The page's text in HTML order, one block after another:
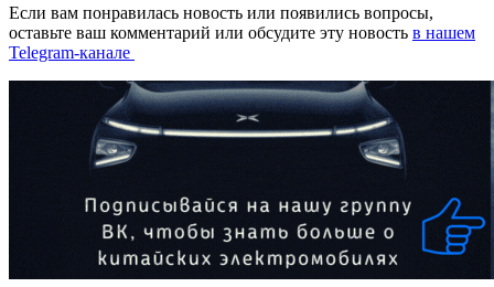
Если вам понравилась новость или появились вопросы,
оставьте ваш комментарий или обсудите эту новость в нашем
Telegram-канале